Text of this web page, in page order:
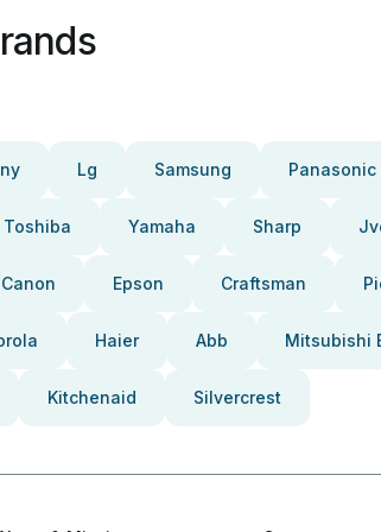
Lg Samsung Panasonic
Toshiba Yamaha Sharp
Canon Epson Craftsman
Haier Abb Mitsubishi
Kitchenaid Silvercrest